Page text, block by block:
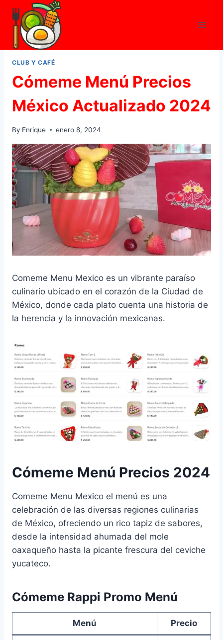
Skip
content
CLUB Y CAFÉ
Cómeme Menú Precios
México Actualizado 2024
By Enrique enero 8, 2024
Comeme Menu Mexico es un vibrante paraíso
culinario ubicado en el corazón de la Ciudad de
México, donde cada plato cuenta una historia de
la herencia y la innovación mexicanas.
Cómeme Menú Precios 2024
Comeme Menu Mexico el menú es una
celebración de las diversas regiones culinarias
de México, ofreciendo un rico tapiz de sabores,
desde la intensidad ahumada del mole
oaxaqueño hasta la picante frescura del ceviche
yucateco.
Cómeme Rappi Promo Menú
Menú Precio